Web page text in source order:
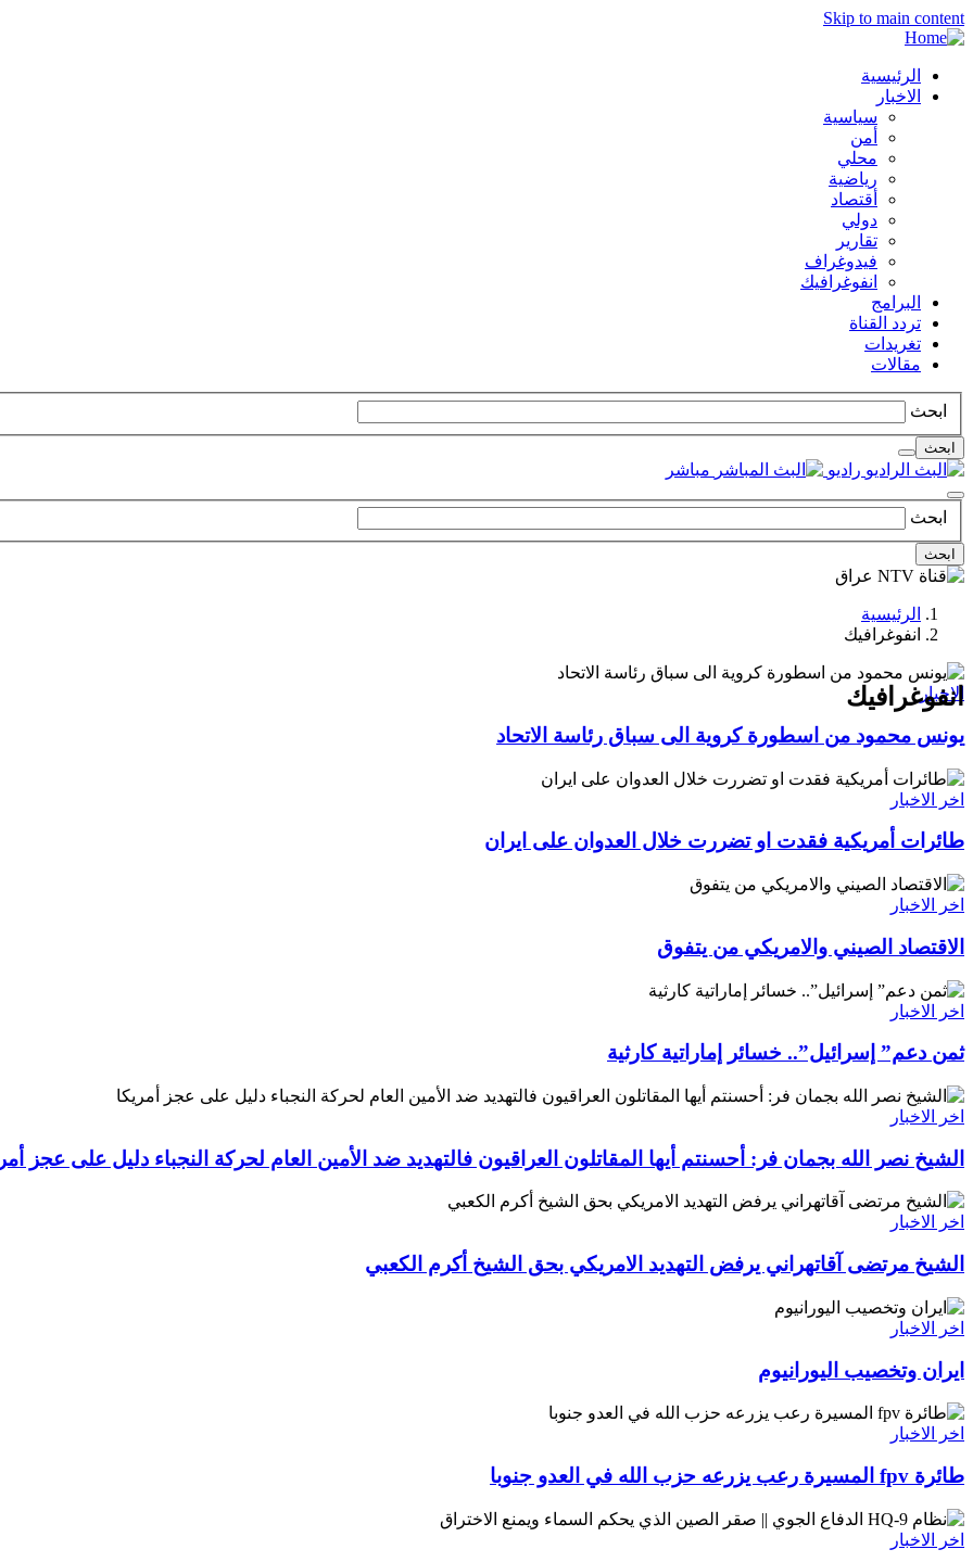
Skip to main content
الرئيسية
الاخبار
سياسية
أمن
محلي
رياضية
أقتصاد
دولي
تقارير
فيدوغراف
انفوغرافيك
البرامج
تردد القناة
تغريدات
مقالات
ابحث
ابحث
راديو مباشر
ابحث
ابحث
الرئيسية
انفوغرافيك
انفوغرافيك
الاخبار
يونس محمود من اسطورة كروية الى سباق رئاسة الاتحاد
اخر الاخبار
طائرات أمريكية فقدت او تضررت خلال العدوان على ايران
اخر الاخبار
الاقتصاد الصيني والامريكي من يتفوق
اخر الاخبار
ثمن دعم” إسرائيل”.. خسائر إماراتية كارثية
اخر الاخبار
الشيخ نصر الله بجمان فر: أحسنتم أيها المقاتلون العراقيون فالتهديد ضد الأمين العام لحركة النجباء دليل على عجز
اخر الاخبار
الشیخ مرتضى آقاتهراني يرفض التهديد الامريكي بحق الشيخ أكرم الكعبي
اخر الاخبار
ايران وتخصيب اليورانيوم
اخر الاخبار
طائرة fpv المسيرة رعب يزرعه حزب الله في العدو جنوبا
اخر الاخبار